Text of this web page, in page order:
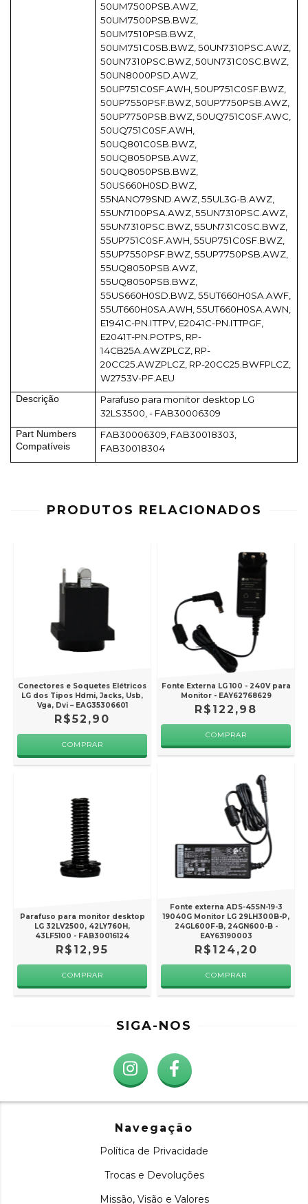
50UM7500PSB.AWZ,
50UM7500PSB.BWZ,
50UM7510PSB.BWZ,
50UM751C0SB.BWZ, 50UN7310PSC.AWZ,
50UN7310PSC.BWZ, 50UN731C0SC.BWZ,
50UN8000PSD.AWZ,
50UP751C0SF.AWH, 50UP751C0SF.BWZ,
50UP7550PSF.BWZ, 50UP7750PSB.AWZ,
50UP7750PSB.BWZ, 50UQ751C0SF.AWC,
50UQ751C0SF.AWH,
50UQ801C0SB.BWZ,
50UQ8050PSB.AWZ,
50UQ8050PSB.BWZ,
50US660H0SD.BWZ,
55NANO79SND.AWZ, 55UL3G-B.AWZ,
55UN7100PSA.AWZ, 55UN7310PSC.AWZ,
55UN7310PSC.BWZ, 55UN731C0SC.BWZ,
55UP751C0SF.AWH, 55UP751C0SF.BWZ,
55UP7550PSF.BWZ, 55UP7750PSB.AWZ,
55UQ8050PSB.AWZ,
55UQ8050PSB.BWZ,
55US660H0SD.BWZ, 55UT660H0SA.AWF,
55UT660H0SA.AWH, 55UT660H0SA.AWN,
E1941C-PN.ITTPV, E2041C-PN.ITTPGF,
E2041T-PN.POTPS, RP-
14CB25A.AWZPLCZ, RP-
20CC25.AWZPLCZ, RP-20CC25.BWFPLCZ,
W2753V-PF.AEU
Descrição
Parafuso para monitor desktop LG
32LS3500, - FAB30006309
Part Numbers
Compatíveis
FAB30006309, FAB30018303,
FAB30018304
PRODUTOS RELACIONADOS
Conectores e Soquetes Elétricos
LG dos Tipos Hdmi, Jacks, Usb,
Vga, Dvi – EAG35306601
R$52,90
Fonte Externa LG 100 - 240V para
Monitor - EAY62768629
R$122,98
Parafuso para monitor desktop
LG 32LV2500, 42LY760H,
43LF5100 - FAB30016124
R$12,95
Fonte externa ADS-45SN-19-3
19040G Monitor LG 29LH300B-P,
24GL600F-B, 24GN600-B -
EAY63190003
R$124,20
SIGA-NOS
Navegação
Política de Privacidade
Trocas e Devoluções
Missão, Visão e Valores